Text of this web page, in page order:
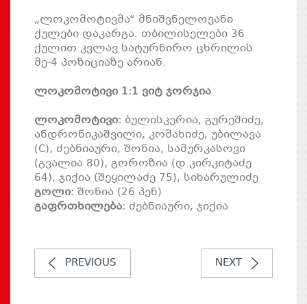
„ლოკომოტივმა“ მნიშვნელოვანი
ქულები დაკარგა. თბილისელები 36
ქულით კვლავ სატურნირო ცხრილის
მე-4 პოზიციაზე არიან.
ლოკომოტივი 1:1 ვიტ ჯორჯია
ლოკომოტივი: ბულისკერია, გურეშიძე,
ანდრონიკაშვილი, კომახიძე, უბილავა
(C), ძებნიაური, შონია, სამურკასოვი
(გვალია 80), გოროზია (დ.კირკიტაძე
64), ჯიქია (შეყილაძე 75), სიხარულიძე
გოლი: შონია (26 პენ)
გაფრთხილება: ძებნიაური, ჯიქია
PREVIOUS NEXT